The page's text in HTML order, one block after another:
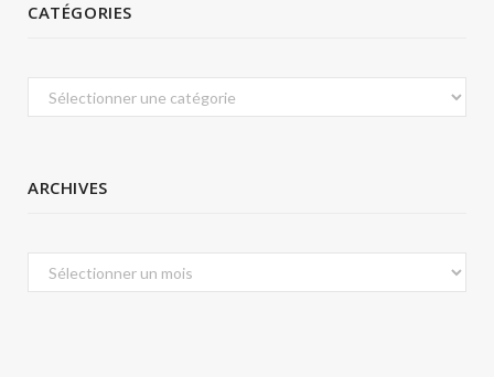
CATÉGORIES
Catégories
ARCHIVES
Archives